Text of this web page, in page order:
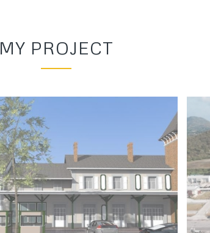
MY PROJECT